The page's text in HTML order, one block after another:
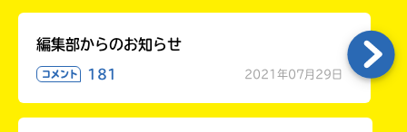
編集部からのお知らせ
コメント 181 2021年07月29日